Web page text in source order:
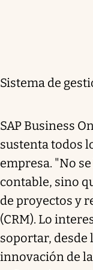
Sistema de
SAP Business
sustenta todos
empresa. "No
contable, sino
de proyectos y
(CRM). Lo
soportar, desde
innovación de